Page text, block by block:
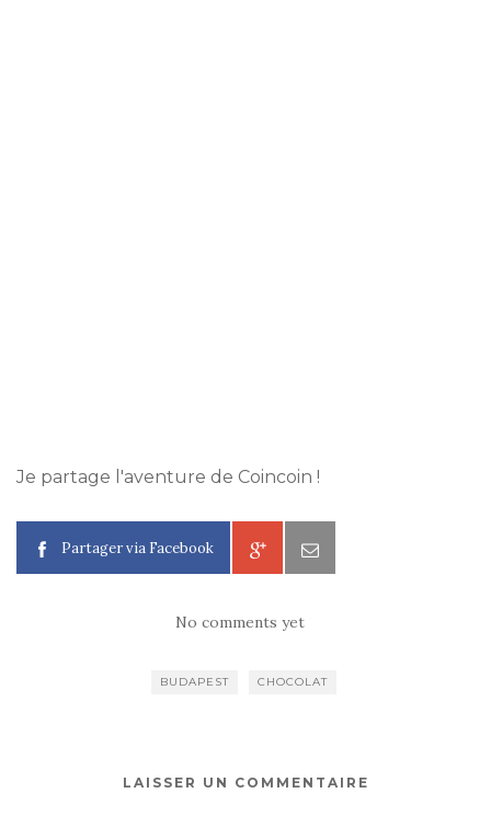
Je partage l'aventure de Coincoin !
Partager via Facebook
No comments yet
BUDAPEST CHOCOLAT
LAISSER UN COMMENTAIRE